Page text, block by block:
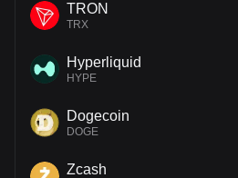
TRON
TRX
Hyperliquid
HYPE
Dogecoin
DOGE
Zcash